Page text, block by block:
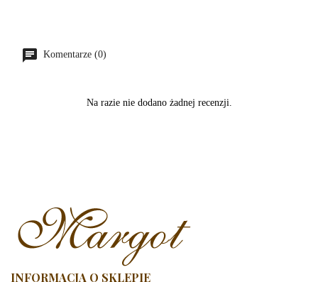
Komentarze (0)
Na razie nie dodano żadnej recenzji.
INFORMACJA O SKLEPIE